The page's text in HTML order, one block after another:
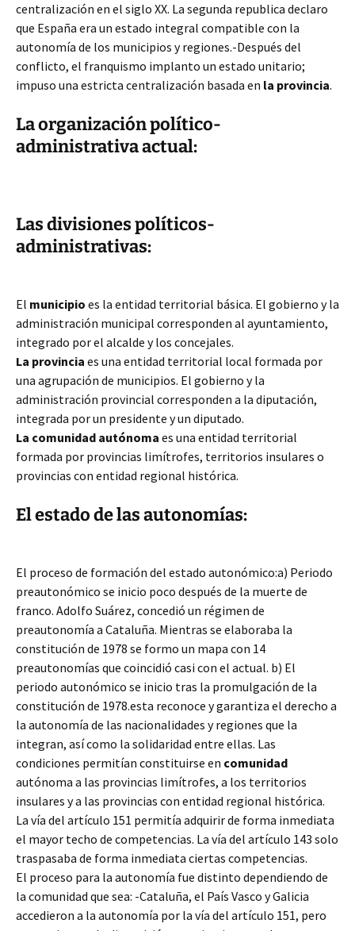
centralización en el siglo XX. La segunda republica declaro
que España era un estado integral compatible con la
autonomía de los municipios y regiones.-Después del
conflicto, el franquismo implanto un estado unitario;
impuso una estricta centralización basada en la provincia.
La organización político-
administrativa actual:
Las divisiones políticos-
administrativas:
El municipio es la entidad territorial básica. El gobierno y la
administración municipal corresponden al ayuntamiento,
integrado por el alcalde y los concejales.
La provincia es una entidad territorial local formada por
una agrupación de municipios. El gobierno y la
administración provincial corresponden a la diputación,
integrada por un presidente y un diputado.
La comunidad autónoma es una entidad territorial
formada por provincias limítrofes, territorios insulares o
provincias con entidad regional histórica.
El estado de las autonomías:
El proceso de formación del estado autonómico:a) Periodo
preautonómico se inicio poco después de la muerte de
franco. Adolfo Suárez, concedió un régimen de
preautonomía a Cataluña. Mientras se elaboraba la
constitución de 1978 se formo un mapa con 14
preautonomías que coincidió casi con el actual. b) El
periodo autonómico se inicio tras la promulgación de la
constitución de 1978.esta reconoce y garantiza el derecho a
la autonomía de las nacionalidades y regiones que la
integran, así como la solidaridad entre ellas. Las
condiciones permitían constituirse en comunidad
autónoma a las provincias limítrofes, a los territorios
insulares y a las provincias con entidad regional histórica.
La vía del artículo 151 permitía adquirir de forma inmediata
el mayor techo de competencias. La vía del artículo 143 solo
traspasaba de forma inmediata ciertas competencias.
El proceso para la autonomía fue distinto dependiendo de
la comunidad que sea: -Cataluña, el País Vasco y Galicia
accedieron a la autonomía por la vía del artículo 151, pero